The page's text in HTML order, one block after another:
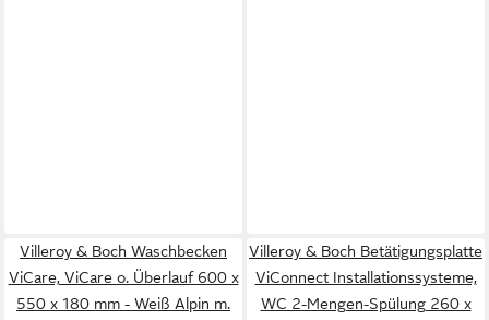
Villeroy & Boch Waschbecken
ViCare, ViCare o. Überlauf 600 x
550 x 180 mm - Weiß Alpin m.
Villeroy & Boch Betätigungsplatte
ViConnect Installationssysteme,
WC 2-Mengen-Spülung 260 x